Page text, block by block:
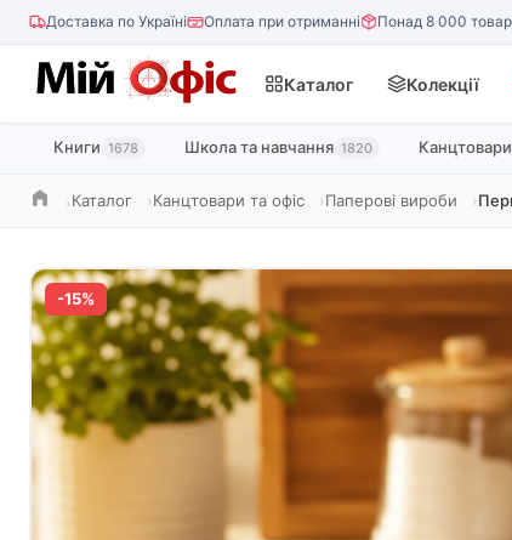
Доставка по Україні Оплата при отриманні Понад 8 000
Каталог Колекції
Книги 1678 Школа та навчання 1820 Канцтовари
ГоловнаКаталог Канцтовари та офіс Паперові вироби
-15%